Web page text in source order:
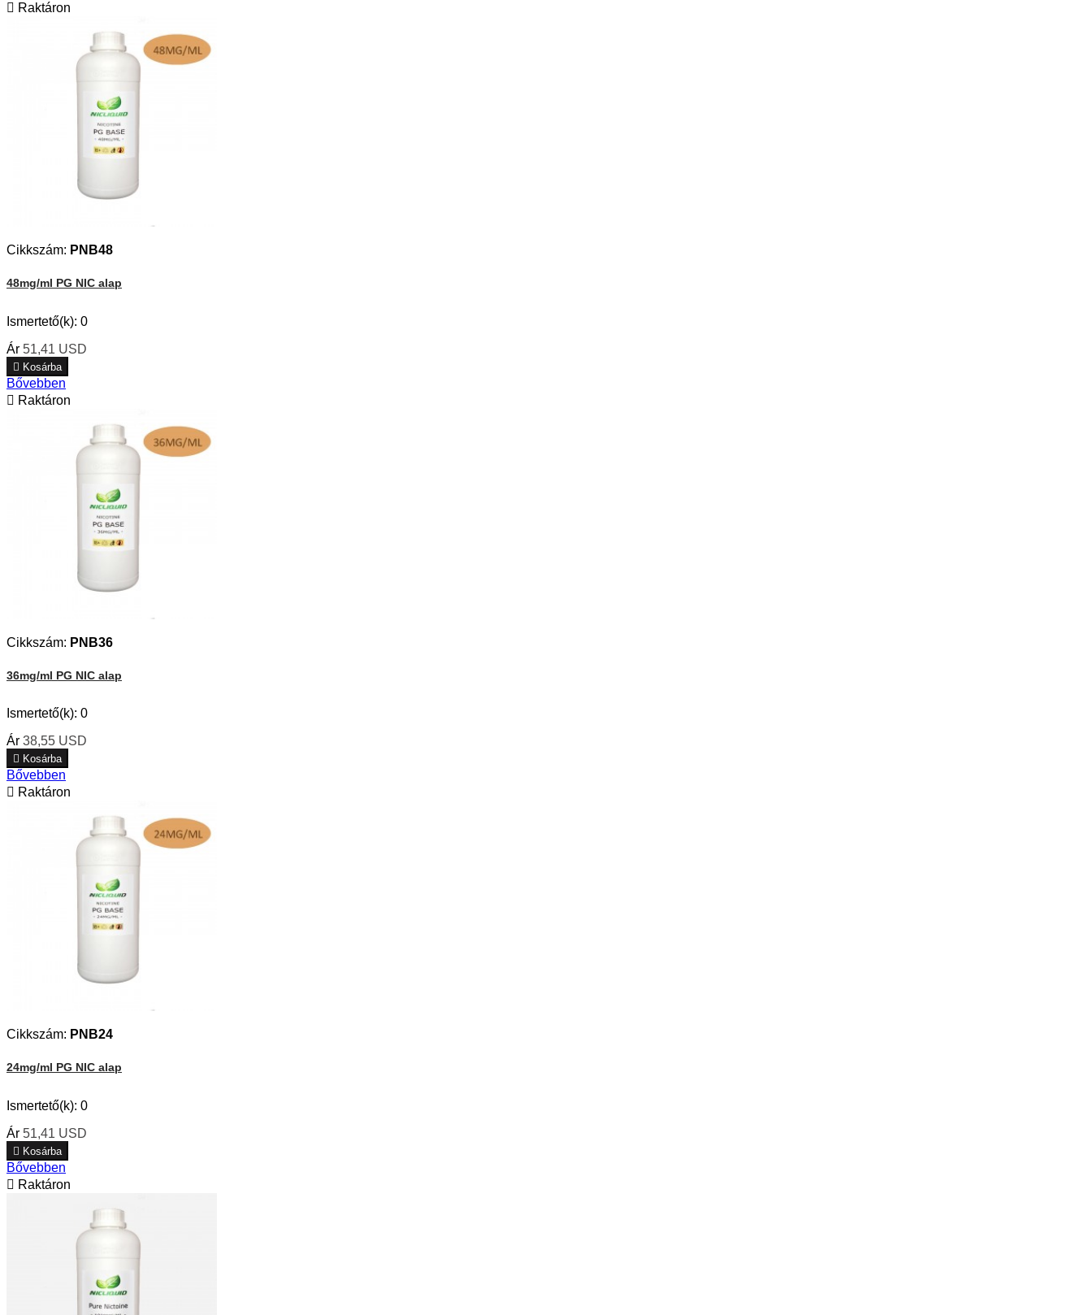
 Raktáron
Cikkszám: PNB48
48mg/ml PG NIC alap
Ismertető(k): 0
Ár 51,41 USD
 Kosárba
Bővebben
 Raktáron
Cikkszám: PNB36
36mg/ml PG NIC alap
Ismertető(k): 0
Ár 38,55 USD
 Kosárba
Bővebben
 Raktáron
Cikkszám: PNB24
24mg/ml PG NIC alap
Ismertető(k): 0
Ár 51,41 USD
 Kosárba
Bővebben
 Raktáron